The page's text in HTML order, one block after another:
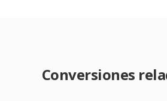
Conversiones